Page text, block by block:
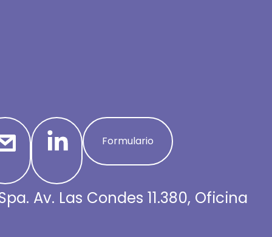
Formulario
Av. Las Condes 11.380, Oficina